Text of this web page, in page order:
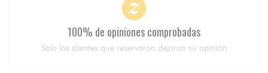
100% de opiniones comprobadas
Solo los clientes que reservaron dejaron su opinión